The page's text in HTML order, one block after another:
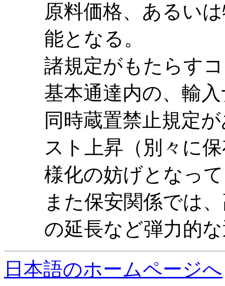
原料価格、あるい
能となる。
諸規定がもたらす
基本通達内の、輸
同時蔵置禁止規定
スト上昇（別々に
様化の妨げとなっ
また保安関係では
の延長など弾力的
日本語のホームページへ